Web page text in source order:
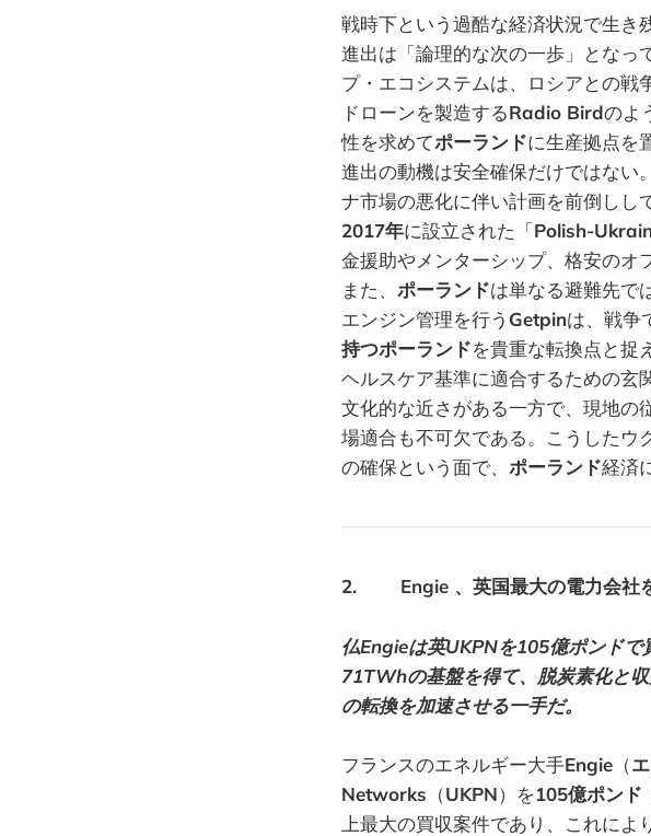
戦時下という過酷な経済状況で生き
進出は「論理的な次の一歩」となっ
プ・エコシステムは、ロシアとの戦
ドローンを製造するRadio Birdのよ
性を求めてポーランドに生産拠点を
進出の動機は安全確保だけではない
ナ市場の悪化に伴い計画を前倒しし
2017年に設立された「Polish-
金援助やメンターシップ、格安のオ
また、 ポーランドは単なる避難先で
エンジン管理を行う Getpinは、戦争
持つポーランドを貴重な転換点と捉
ヘルスケア基準に適合するための玄
文化的な近さがある一方で、現地の
場適合も不可欠である。こうしたウ
の確保という面で、 ポーランド経済
2. Engie 、英国最大の電力会社
仏Engieは英UKPNを105億ポンド
71TWhの基盤を得て、脱炭素化と
の転換を加速させる一手だ。
フランスのエネルギー大手Engie （
Networks （UKPN）を105億ポンド
上最大の買収案件であり、これによ